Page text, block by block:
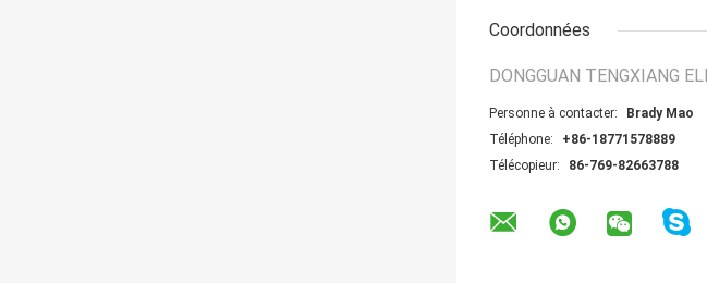
Coordonnées
DONGGUAN TENGXIANG
Personne à contacter:
Brady Mao
Téléphone:
+86-18771578889
Télécopieur:
86-769-82663788